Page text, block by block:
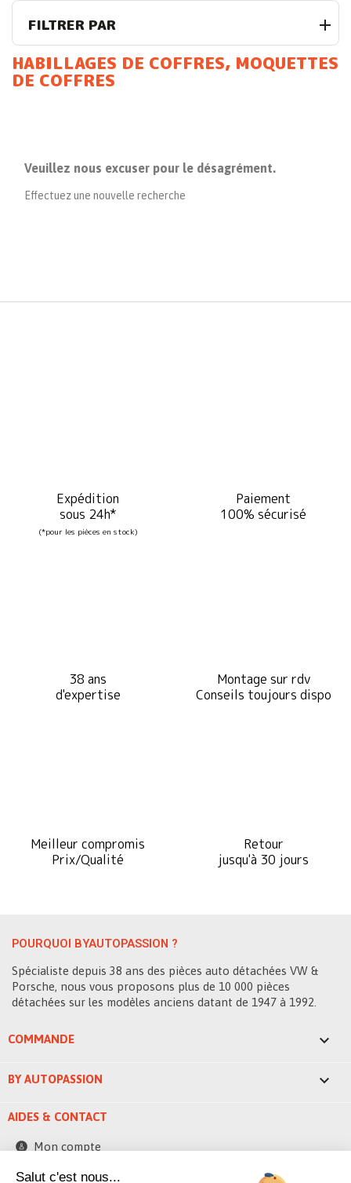
FILTRER PAR
HABILLAGES DE COFFRES, MOQUETTES
DE COFFRES
Veuillez nous excuser pour le désagrément.
Effectuez une nouvelle recherche
Expédition
sous 24h*
(*pour les pièces en stock)
Paiement
100% sécurisé
38 ans
d'expertise
Montage sur rdv
Conseils toujours dispo
Meilleur compromis
Prix/Qualité
Retour
jusqu'à 30 jours
POURQUOI BYAUTOPASSION ?
Spécialiste depuis 38 ans des pièces auto détachées VW &
Porsche, nous vous proposons plus de 10 000 pièces
détachées sur les modèles anciens datant de 1947 à 1992.
COMMANDE 
BY AUTOPASSION 
AIDES & CONTACT
Mon compte
Contactez-nous
Salut c'est nous...